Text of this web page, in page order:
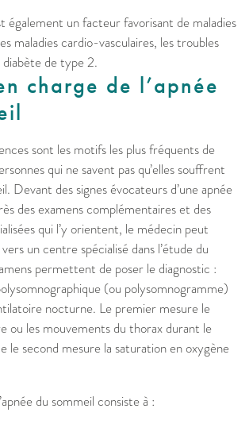
un facteur favorisant de maladies
maladies cardio-vasculaires, les troubles
de type 2.
charge de l’apnée
sont les motifs les plus fréquents de
qui ne savent pas qu’elles souffrent
Devant des signes évocateurs d’une apnée
des examens complémentaires et des
qui l’y orientent, le médecin peut
un centre spécialisé dans l’étude du
permettent de poser le diagnostic :
(ou polysomnogramme)
nocturne. Le premier mesure le
ou les mouvements du thorax durant le
le second mesure la saturation en oxygène
du sommeil consiste à :